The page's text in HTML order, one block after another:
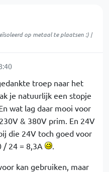
op metaal te plaatsen :) |
troep naar het
je natuurlijk een stopje
wat lag daar mooi voor
& 380V prim. En 24V
die 24V toch goed voor
/ 24 = 8,3A
.
kan gebruiken, maar